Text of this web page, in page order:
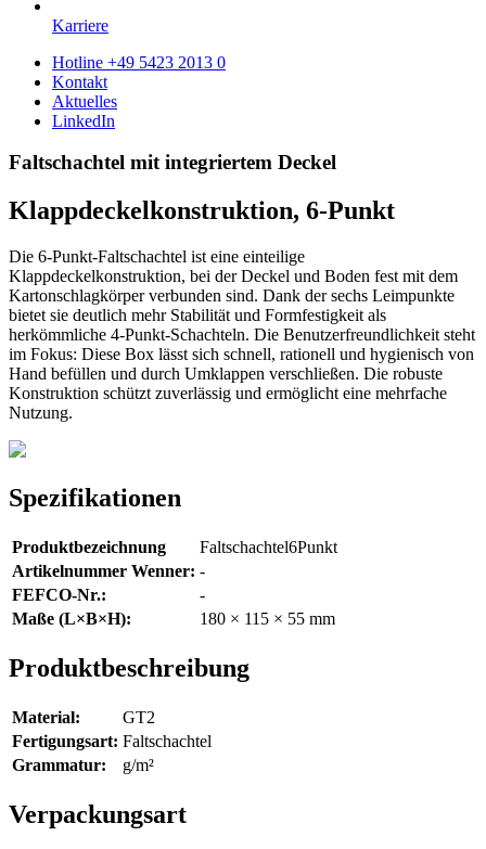
Karriere
Hotline +49 5423 2013 0
Kontakt
Aktuelles
LinkedIn
Faltschachtel mit integriertem Deckel
Klappdeckelkonstruktion, 6-Punkt
Die 6‑Punkt‑Faltschachtel ist eine einteilige
Klappdeckelkonstruktion, bei der Deckel und Boden fest mit dem
Kartonschlagkörper verbunden sind. Dank der sechs Leimpunkte
bietet sie deutlich mehr Stabilität und Formfestigkeit als
herkömmliche 4‑Punkt‑Schachteln. Die Benutzerfreundlichkeit steht
im Fokus: Diese Box lässt sich schnell, rationell und hygienisch von
Hand befüllen und durch Umklappen verschließen. Die robuste
Konstruktion schützt zuverlässig und ermöglicht eine mehrfache
Nutzung.
Spezifikationen
Produktbezeichnung
Faltschachtel6Punkt
Artikelnummer Wenner: -
FEFCO-Nr.:
-
Maße (L×B×H):
180 × 115 × 55 mm
Produktbeschreibung
Material:
GT2
Fertigungsart: Faltschachtel
Grammatur:
g/m²
Verpackungsart